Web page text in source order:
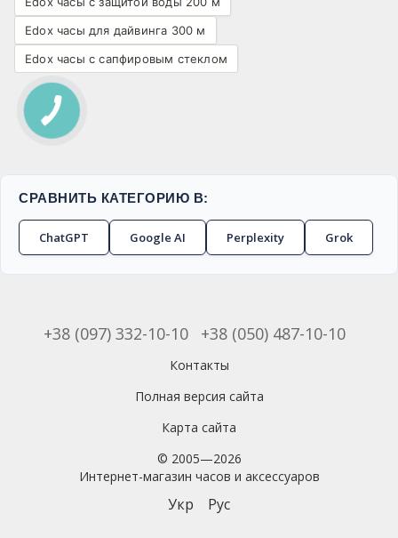
Edox часы для дайвинга 300 м
Edox часы с сапфировым стеклом
СРАВНИТЬ КАТЕГОРИЮ В:
ChatGPT Google AI Perplexity Grok
+38 (097) 332-10-10 +38 (050) 487-10-10
Контакты
Полная версия сайта
Карта сайта
© 2005—2026
Интернет-магазин часов и аксессуаров
Укр Рус